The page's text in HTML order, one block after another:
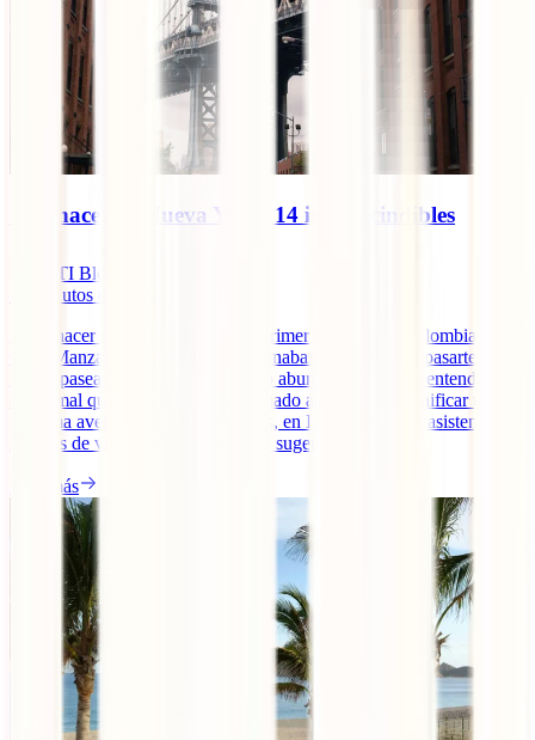
Qué hacer en Nueva York: 14 imprescindibles
IATI Blog
minutos de lectura
¿Qué hacer en Nueva York en tu primer viaje desde Colombia? La
Gran Manzana es una ciudad casi inabarcable. Podrías pasarte
meses paseando por sus calles y no aburrirte, así que te entendemos,
es normal que estés un poco abrumado a la hora de planificar tu
próxima aventura. No te preocupes, en IATI, líderes en asistencias y
seguros de viaje te damos todas las sugerencias.
Leer más